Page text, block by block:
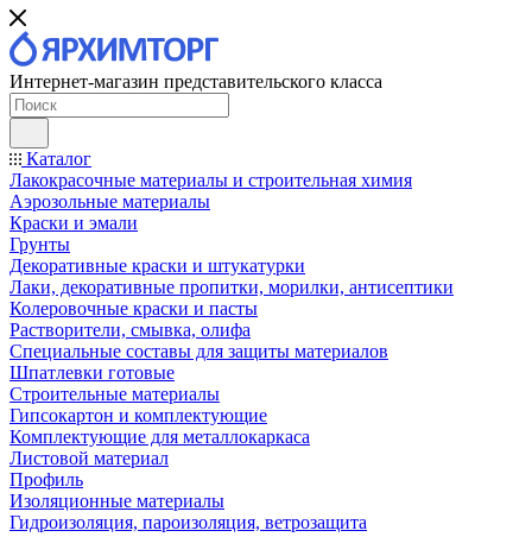
Интернет-магазин представительского класса
Каталог
Лакокрасочные материалы и строительная химия
Аэрозольные материалы
Краски и эмали
Грунты
Декоративные краски и штукатурки
Лаки, декоративные пропитки, морилки, антисептики
Колеровочные краски и пасты
Растворители, смывка, олифа
Специальные составы для защиты материалов
Шпатлевки готовые
Строительные материалы
Гипсокартон и комплектующие
Комплектующие для металлокаркаса
Листовой материал
Профиль
Изоляционные материалы
Гидроизоляция, пароизоляция, ветрозащита